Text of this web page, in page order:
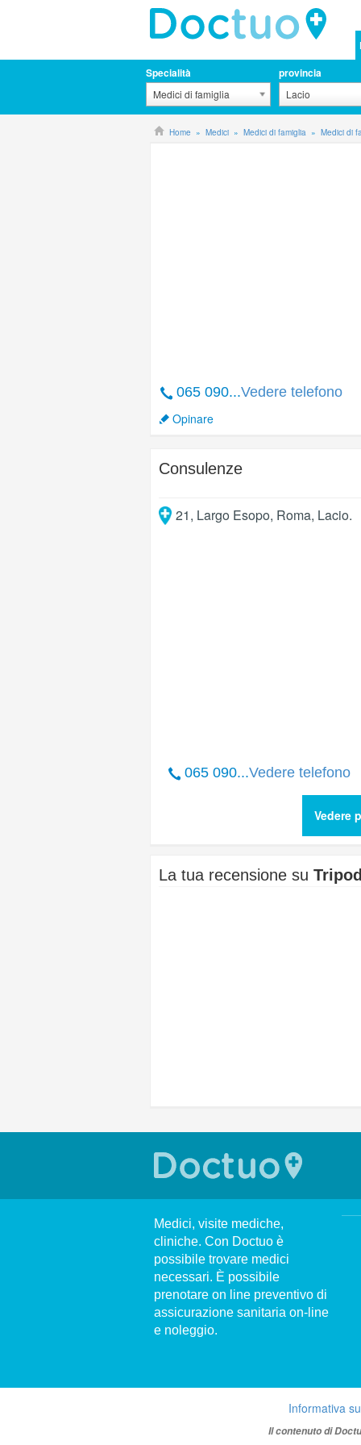
Specialità
Medici di famiglia
provincia
Lacio
Home Medici Medici di famiglia Medici di
065 090...Vedere telefono
Opinare
Consulenze
21, Largo Esopo, Roma, Lacio.
065 090...Vedere telefono
Vedere
La tua recensione su
Medici, visite mediche,
cliniche. Con Doctuo è
possibile trovare medici
necessari. È possibile
prenotare on line preventivo di
assicurazione sanitaria on-line
e noleggio.
Informativa
Il contenuto di